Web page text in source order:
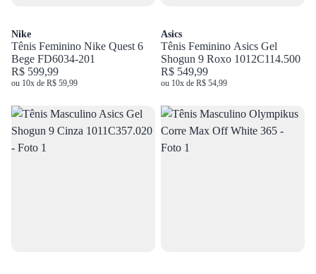
Nike
Tênis Feminino Nike Quest 6
Bege FD6034-201
R$ 599,99
ou 10x de R$ 59,99
Asics
Tênis Feminino Asics Gel
Shogun 9 Roxo 1012C114.500
R$ 549,99
ou 10x de R$ 54,99